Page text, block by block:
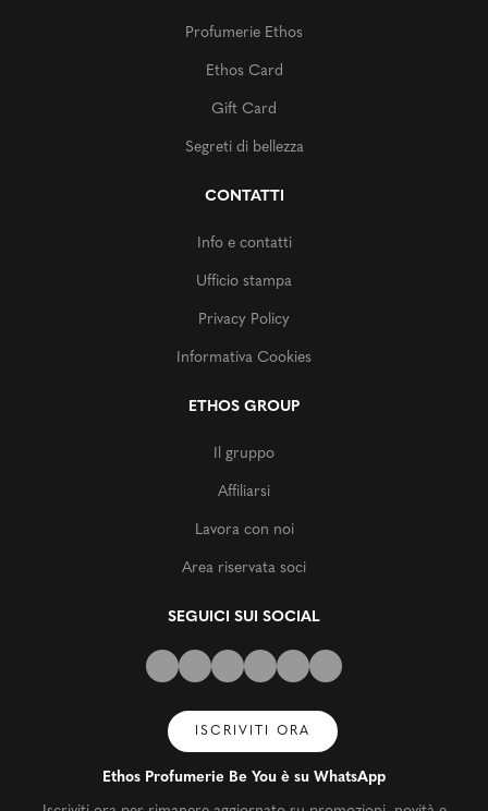
Profumerie Ethos
Ethos Card
Gift Card
Segreti di bellezza
CONTATTI
Info e contatti
Ufficio stampa
Privacy Policy
Informativa Cookies
ETHOS GROUP
Il gruppo
Affiliarsi
Lavora con noi
Area riservata soci
SEGUICI SUI SOCIAL
ISCRIVITI ORA
Ethos Profumerie Be You è su WhatsApp